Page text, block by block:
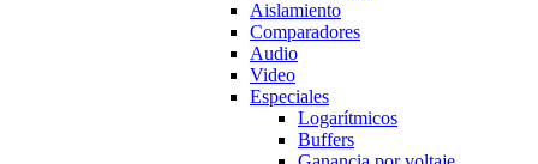
Aislamiento
Comparadores
Audio
Video
Especiales
Logarítmicos
Buffers